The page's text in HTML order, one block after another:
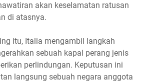
akan keselamatan ratusan
di atasnya.
itu, Italia mengambil langkah
sebuah kapal perang jenis
perlindungan. Keputusan ini
langsung sebuah negara anggota